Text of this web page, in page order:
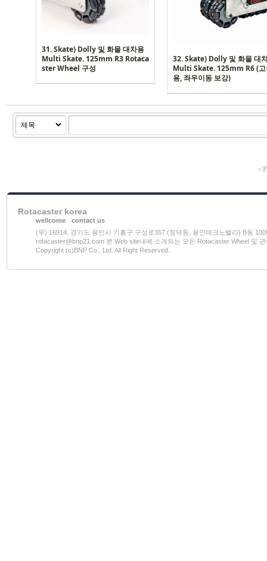
31. Skate) Dolly 및 화물 대차용
Multi Skate. 125mm R3 Rotaca
ster Wheel 구성
32. Skate) Dolly 및 화물 대
Multi Skate. 125mm R6 (고
용, 좌우이동 보강)
‹
Rotacaster korea
wellcome
contact us
(우) 16914, 경기도 용인시 기흥구 구성로357 (청덕동, 용인테크노밸리) B동
rotacaster@bnp21.com 본 Web site내에 소개되는 모든 Rotacaster Wheel 및
Copyright (c)BNP Co., Ltd. All Right Reserved.